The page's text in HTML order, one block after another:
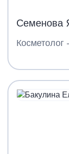
Семенова
Косметолог